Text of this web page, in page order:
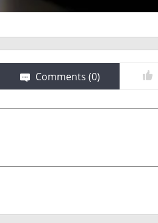
Comments (0)